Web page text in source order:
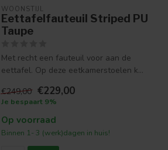
WOONSTIJL
Eettafelfauteuil Striped PU
Taupe
Met recht een fauteuil voor aan de
eettafel. Op deze eetkamerstoelen k...
€249,00 €229,00
Je bespaart 9%
Op voorraad
Binnen 1- 3 (werk)dagen in huis!